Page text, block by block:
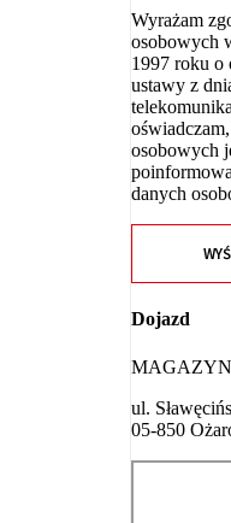
Wyrażam
osobowych
1997 roku o
ustawy z
osobowych
danych
Dojazd
ul.
05-850